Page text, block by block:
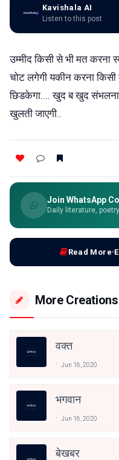
Kavishala AI
Listen to this post
उम्मीद किसी से भी मत करना
चोट लगेगी यकीन करना किसी
छिडकेगा.... खुद ब खुद संभलना
खुलती जाएगी..
Join WhatsApp
Daily literature,
Read More
More Creations
वक्त
Jun 16, 2020
भगवान
Jun 16, 2020
बेखबर